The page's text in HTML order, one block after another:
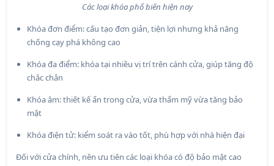
Các loại khóa phổ biến hiện nay
Khóa đơn điểm: cấu tạo đơn giản, tiện lợi nhưng khả năng
chống cạy phá không cao
Khóa đa điểm: khóa tại nhiều vị trí trên cánh cửa, giúp tăng độ
chắc chắn
Khóa âm: thiết kế ẩn trong cửa, vừa thẩm mỹ vừa tăng bảo
mật
Khóa điện tử: kiểm soát ra vào tốt, phù hợp với nhà hiện đại
Đối với cửa chính, nên ưu tiên các loại khóa có độ bảo mật cao